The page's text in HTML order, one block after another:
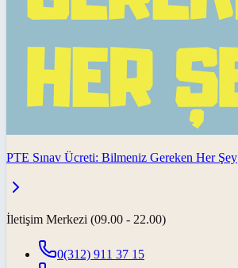
PTE Sınav Ücreti: Bilmeniz Gereken Her Şey
İletişim Merkezi (09.00 - 22.00)
0(312) 911 37 15